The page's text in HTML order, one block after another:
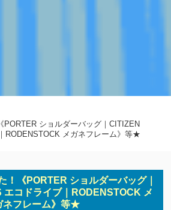
ショルダーバッグ｜CITIZEN
RODENSTOCK メガネフレーム》等★
《PORTER ショルダーバッグ｜
エコドライブ｜RODENSTOCK メ
ネフレーム》等★